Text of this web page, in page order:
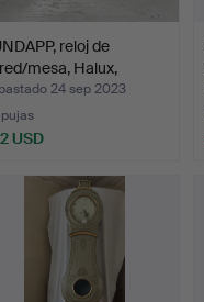
reloj de
mesa, Halux,
24 sep 2023
USD